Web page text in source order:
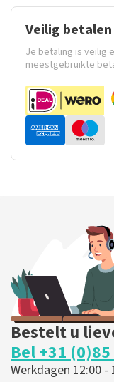
Veilig betalen
Je betaling is veilig
meestgebruikte
Bestelt u
Bel +31
Werkdagen 12:00 -